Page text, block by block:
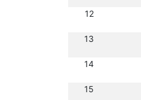
12
13
14
15